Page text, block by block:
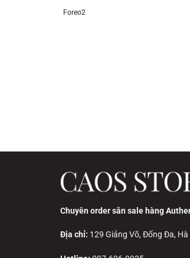
Foreo2
Chuyên order săn sale hàng
Địa chỉ: 129 Giảng Võ, Đống Đa, Hà